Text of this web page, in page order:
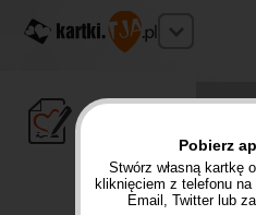
Pobierz
Stwórz własną kartkę
kliknięciem z telefonu na
Email, Twitter lub
STWÓRZ